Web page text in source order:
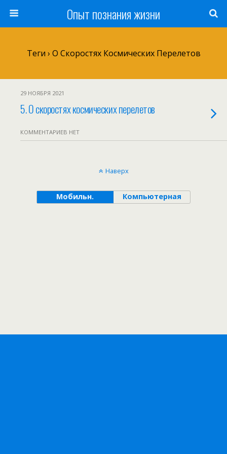
Опыт познания жизни
Теги › О Скоростях Космических Перелетов
29 НОЯБРЯ 2021
5. О скоростях космических перелетов
КОММЕНТАРИЕВ НЕТ
Наверх
Мобильн. Компьютерная